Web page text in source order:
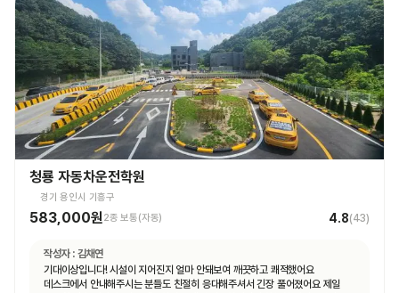
청룡 자동차운전학원
경기 용인시 기흥구
583,000원 2종 보통(자동) 4.8(43)
작성자 : 김채연
기대이상입니다! 시설이 지어진지 얼마 안돼보여 깨끗하고 쾌적했어요
데스크에서 안내해주시는 분들도 친절히 응대해주셔서 긴장 풀어졌어요 제일